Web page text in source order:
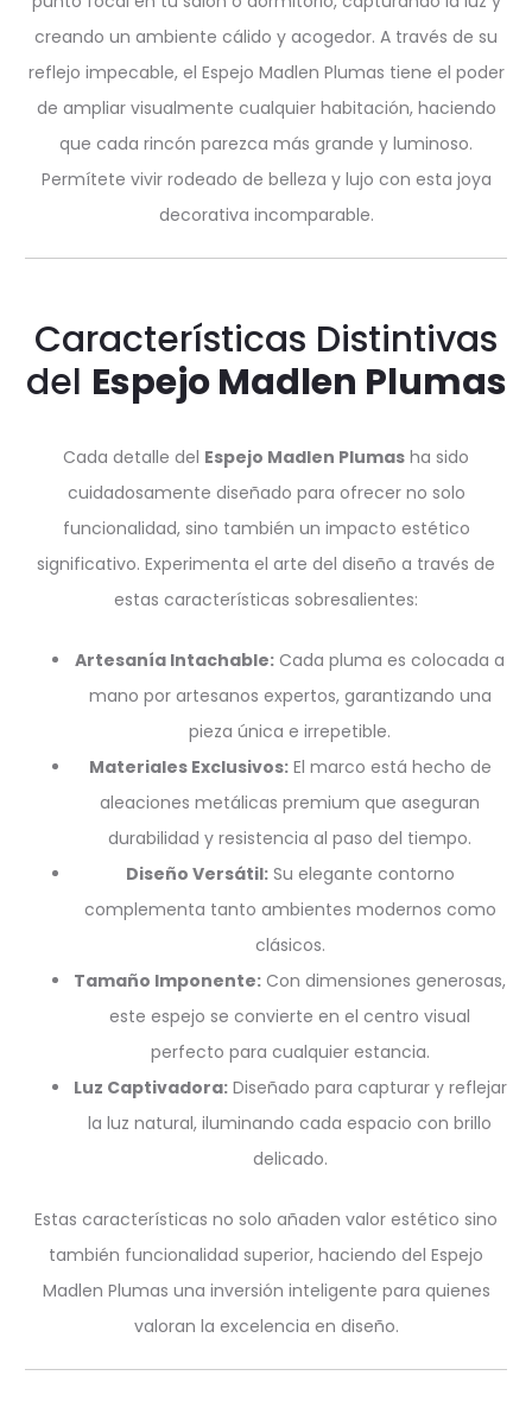
creando un ambiente cálido y acogedor. A través de su
reflejo impecable, el Espejo Madlen Plumas tiene el poder
de ampliar visualmente cualquier habitación, haciendo
que cada rincón parezca más grande y luminoso.
Permítete vivir rodeado de belleza y lujo con esta joya
decorativa incomparable.
Características Distintivas
del Espejo Madlen Plumas
Cada detalle del Espejo Madlen Plumas ha sido
cuidadosamente diseñado para ofrecer no solo
funcionalidad, sino también un impacto estético
significativo. Experimenta el arte del diseño a través de
estas características sobresalientes:
Artesanía Intachable: Cada pluma es colocada a
mano por artesanos expertos, garantizando una
pieza única e irrepetible.
Materiales Exclusivos:El marco está hecho de
aleaciones metálicas premium que aseguran
durabilidad y resistencia al paso del tiempo.
Diseño Versátil:Su elegante contorno
complementa tanto ambientes modernos como
clásicos.
Tamaño Imponente: Con dimensiones generosas,
este espejo se convierte en el centro visual
perfecto para cualquier estancia.
Luz Captivadora:Diseñado para capturar y reflejar
la luz natural, iluminando cada espacio con brillo
delicado.
Estas características no solo añaden valor estético sino
también funcionalidad superior, haciendo del Espejo
Madlen Plumas una inversión inteligente para quienes
valoran la excelencia en diseño.